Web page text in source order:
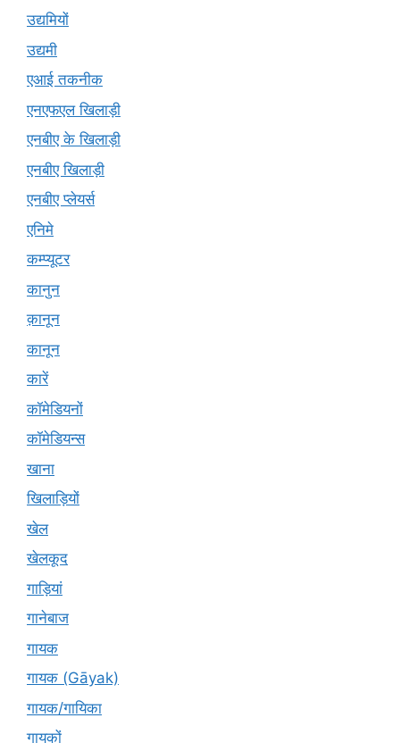
उद्यमियों
उद्यमी
एआई तकनीक
एनएफएल खिलाड़ी
एनबीए के खिलाड़ी
एनबीए खिलाड़ी
एनबीए प्लेयर्स
एनिमे
कम्प्यूटर
कानुन
क़ानून
कानून
कारें
कॉमेडियनों
कॉमेडियन्स
खाना
खिलाड़ियों
खेल
खेलकूद
गाड़ियां
गानेबाज
गायक
गायक (Gāyak)
गायक/गायिका
गायकों